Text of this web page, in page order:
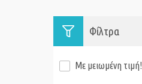
Φίλτρα
Με μειωμένη τιμή!